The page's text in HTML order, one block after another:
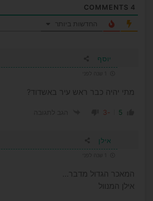
החדשות ביותר
יוסף
מתי יהיה כבר ראש עיר באשדוד?
-3
אילן
המאכר הגדול מדבר…
אילן המנוול